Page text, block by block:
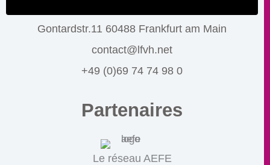
Gontardstr.11 60488 Frankfurt am Main
contact@lfvh.net
+49 (0)69 74 74 98 0
Partenaires
Le réseau AEFE